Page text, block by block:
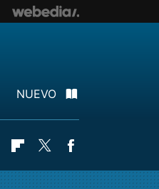
NUEVO
Flipboard
Twitter